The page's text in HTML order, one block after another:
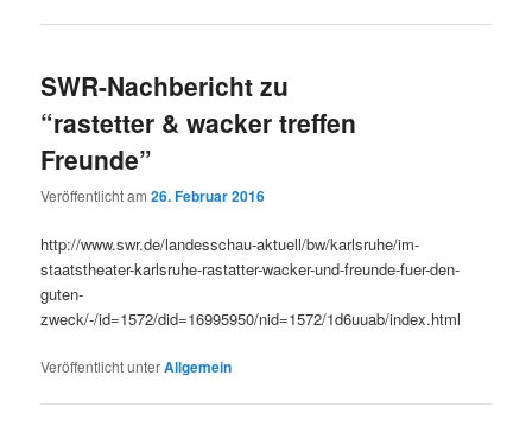
SWR-Nachbericht zu
“rastetter & wacker treffen
Freunde”
Veröffentlicht am26. Februar 2016
http://www.swr.de/landesschau-aktuell/bw/karlsruhe/im-
staatstheater-karlsruhe-rastatter-wacker-und-freunde-fuer-den-
guten-
zweck/-/id=1572/did=16995950/nid=1572/1d6uuab/index.html
Veröffentlicht unterAllgemein